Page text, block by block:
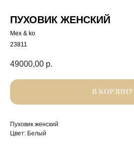
ПУХОВИК ЖЕНСКИЙ
Mex & ko
23811
49000,00 р.
В КОРЗИНУ
Пуховик женский
Цвет: Белый